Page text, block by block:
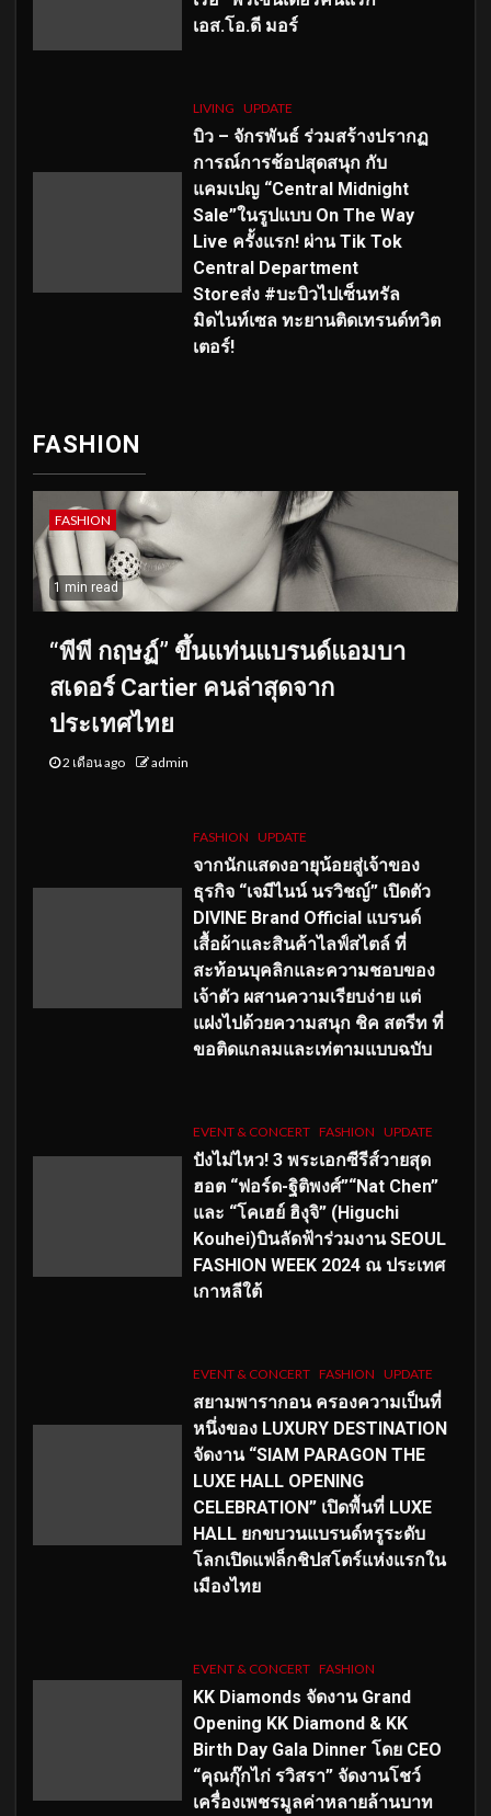
เอส.โอ.ดี มอร์
LIVING UPDATE
บิว – จักรพันธ์ ร่วมสร้างปรากฏ
การณ์การช้อปสุดสนุก กับ
แคมเปญ “Central Midnight
Sale”ในรูปแบบ On The Way
Live ครั้งแรก! ผ่าน Tik Tok
Central Department
Storeส่ง #บะบิวไปเซ็นทรัล
มิดไนท์เซล ทะยานติดเทรนด์ทวิต
เตอร์!
FASHION
FASHION
1 min read
“พีพี กฤษฏ์” ขึ้นแท่นแบรนด์แอมบา
สเดอร์ Cartier คนล่าสุดจาก
ประเทศไทย
2 เดือน ago admin
FASHION UPDATE
จากนักแสดงอายุน้อยสู่เจ้าของ
ธุรกิจ “เจมีไนน์ นรวิชญ์” เปิดตัว
DIVINE Brand Official แบรนด์
เสื้อผ้าและสินค้าไลฟ์สไตล์ ที่
สะท้อนบุคลิกและความชอบของ
เจ้าตัว ผสานความเรียบง่าย แต่
แฝงไปด้วยความสนุก ชิค สตรีท ที่
ขอติดแกลมและเท่ตามแบบฉบับ
EVENT & CONCERT FASHION UPDATE
ปังไม่ไหว! 3 พระเอกซีรีส์วายสุด
ฮอต “ฟอร์ด-ฐิติพงศ์”“Nat Chen”
และ “โคเฮย์ ฮิงุจิ” (Higuchi
Kouhei)บินลัดฟ้าร่วมงาน SEOUL
FASHION WEEK 2024 ณ ประเทศ
เกาหลีใต้
EVENT & CONCERT FASHION UPDATE
สยามพารากอน ครองความเป็นที่
หนึ่งของ LUXURY DESTINATION
จัดงาน “SIAM PARAGON THE
LUXE HALL OPENING
CELEBRATION” เปิดพื้นที่ LUXE
HALL ยกขบวนแบรนด์หรูระดับ
โลกเปิดแฟล็กชิปสโตร์แห่งแรกใน
เมืองไทย
EVENT & CONCERT FASHION
KK Diamonds จัดงาน Grand
Opening KK Diamond & KK
Birth Day Gala Dinner โดย CEO
“คุณกุ๊กไก่ รวิสรา” จัดงานโชว์
เครื่องเพชรมูลค่าหลายล้านบาท